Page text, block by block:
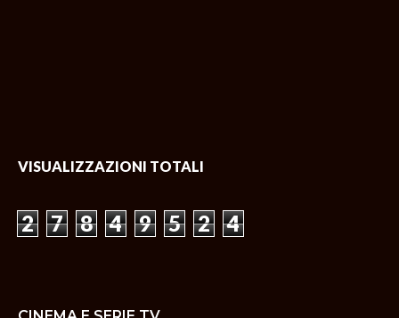
VISUALIZZAZIONI TOTALI
2 7 8 4 9 5 2 4